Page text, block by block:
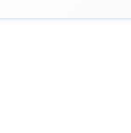
；云上与机房侧入